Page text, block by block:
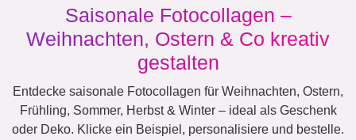
Saisonale Fotocollagen –
Weihnachten, Ostern & Co kreativ
gestalten
Entdecke saisonale Fotocollagen für Weihnachten, Ostern,
Frühling, Sommer, Herbst & Winter – ideal als Geschenk
oder Deko. Klicke ein Beispiel, personalisiere und bestelle.